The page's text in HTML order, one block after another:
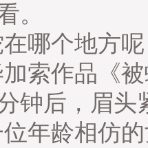
。
个地方呢
索作品《被
钟后，眉头
年龄相仿